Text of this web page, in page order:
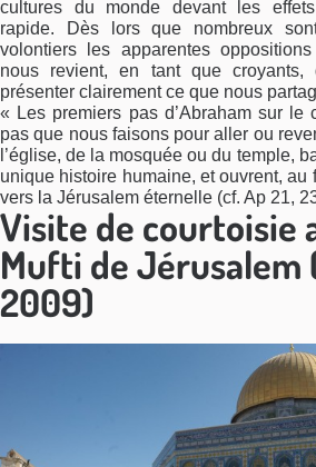
cultures du monde devant les effets
rapide. Dès lors que nombreux
volontiers les apparentes
nous revient, en tant que
présenter clairement ce que nous
« Les premiers pas d’Abraham sur
pas que nous faisons pour aller ou
l’église, de la mosquée ou du temple,
unique histoire humaine, et ouvrent, au
vers la Jérusalem éternelle (cf. Ap 21,
Visite de courtoisie
Mufti de Jérusalem
2009)